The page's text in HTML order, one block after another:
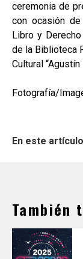
ceremonia de
con ocasión
Libro y
de la Biblioteca
Cultural “Agustín
Fotografía/
En este artículo
También